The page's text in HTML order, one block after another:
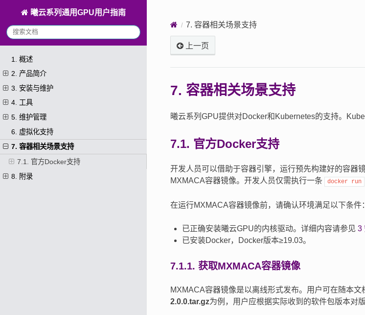
曦云系列通用GPU用户指南
1. 概述
2. 产品简介
3. 安装与维护
4. 工具
5. 维护管理
6. 虚拟化支持
7. 容器相关场景支持
7.1. 官方Docker支持
8. 附录
7. 容器相关场景支持
上一页
7. 容器相关场景支持
曦云系列GPU提供对Docker和Kubernetes的支持。
7.1. 官方Docker支持
开发人员可以借助于容器引擎，运行预先构建好的容器
MXMACA容器镜像。开发人员仅需执行一条
docker run
在运行MXMACA容器镜像前，请确认环境满足以下条件：
已正确安装曦云GPU的内核驱动。详细内容请参见 3
已安装Docker，Docker版本≥19.03。
7.1.1. 获取MXMACA容器镜像
MXMACA容器镜像是以离线形式发布。用户可在随本
2.0.0.tar.gz为例，用户应根据实际收到的软件包版本对